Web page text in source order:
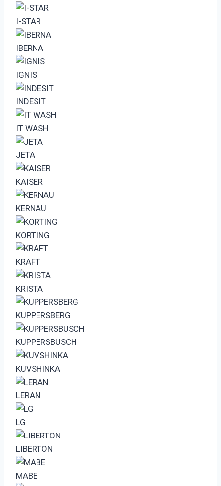
I-STAR
IBERNA
IGNIS
INDESIT
IT WASH
JETA
KAISER
KERNAU
KORTING
KRAFT
KRISTA
KUPPERSBERG
KUPPERSBUSCH
KUVSHINKA
LERAN
LG
LIBERTON
MABE